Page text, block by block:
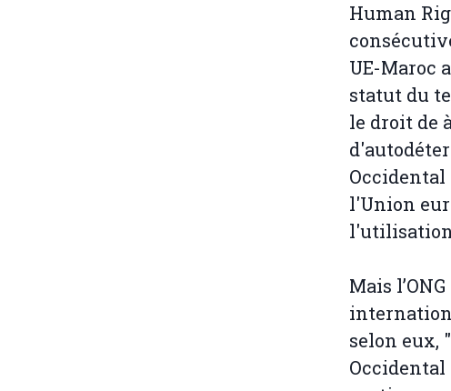
Human
UE-Maroc
statut du
le droit de
l'Union
l'utilisation
Mais
selon eux,
Occidental